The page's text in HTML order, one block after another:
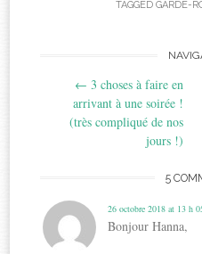
TAGGED GARDE-
navigation
← 3 choses à faire en
arrivant à une soirée !
(très compliqué de nos
jours !)
5
26 octobre 2018 at 13 h
Bonjour Hanna,